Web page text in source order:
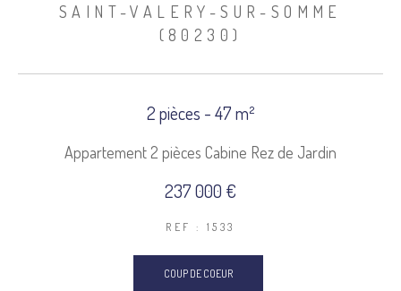
SAINT-VALERY-SUR-SOMME
(80230)
2 pièces - 47 m²
Appartement 2 pièces Cabine Rez de Jardin
237 000 €
REF : 1533
COUP DE COEUR